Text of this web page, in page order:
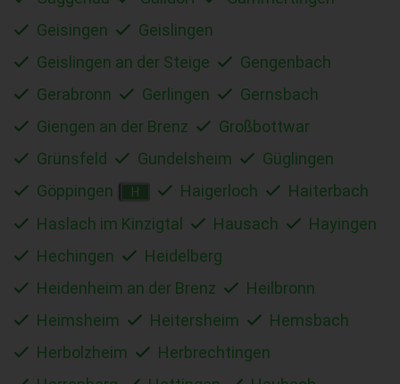
Geisingen
Geislingen
Geislingen an der Steige
Gengenbach
Gerabronn
Gerlingen
Gernsbach
Giengen an der Brenz
Großbottwar
Grünsfeld
Gundelsheim
Güglingen
Göppingen
H Haigerloch
Haiterbach
Haslach im Kinzigtal
Hausach
Hayingen
Hechingen
Heidelberg
Heidenheim an der Brenz
Heilbronn
Heimsheim
Heitersheim
Hemsbach
Herbolzheim
Herbrechtingen